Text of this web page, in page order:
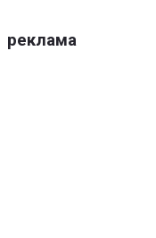
реклама